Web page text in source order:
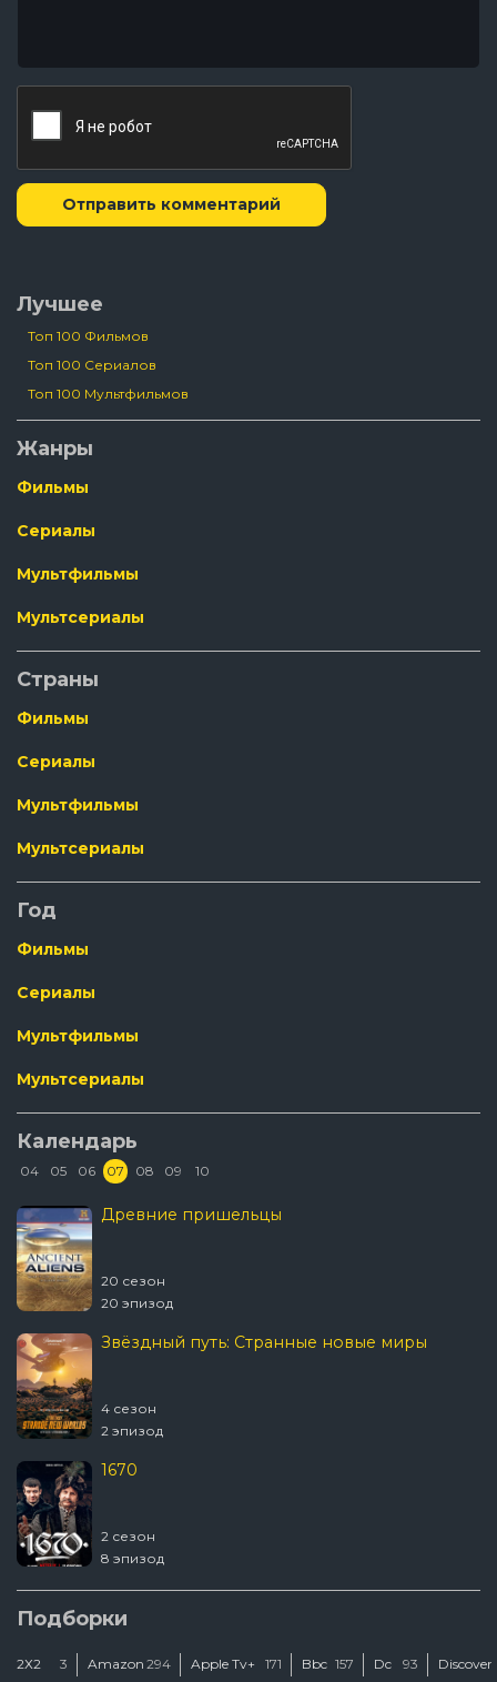
Отправить комментарий
Лучшее
Топ 100 Фильмов
Топ 100 Сериалов
Топ 100 Мультфильмов
Жанры
Фильмы
Сериалы
Мультфильмы
Мультсериалы
Страны
Фильмы
Сериалы
Мультфильмы
Мультсериалы
Год
Фильмы
Сериалы
Мультфильмы
Мультсериалы
Календарь
04 05 06 07 08 09 10
Древние пришельцы
20 сезон
20 эпизод
Звёздный путь: Странные новые миры
4 сезон
2 эпизод
1670
2 сезон
8 эпизод
Подборки
2Х2 3 Amazon 294 Apple Tv+ 171 Bbc 157 Dc 93